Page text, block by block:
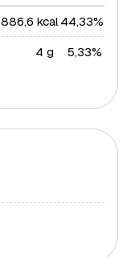
886,6 kcal44,33%
4 g
5,33%
19,8 g 39,6%
0,64 g 5,82%